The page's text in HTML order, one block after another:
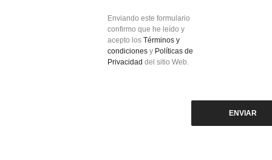
Enviando este formulario
confirmo que he leído y
acepto los Términos y
condiciones y Políticas de
Privacidad del sitio Web.